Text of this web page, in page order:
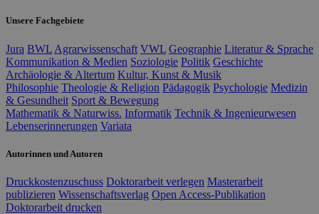
Unsere Fachgebiete
Jura BWL Agrarwissenschaft VWL Geographie Literatur & Sprache
Kommunikation & Medien Soziologie Politik Geschichte
Archäologie & Altertum Kultur, Kunst & Musik
Philosophie Theologie & Religion Pädagogik Psychologie Medizin
& Gesundheit Sport & Bewegung
Mathematik & Naturwiss. Informatik Technik & Ingenieurwesen
Lebenserinnerungen Variata
Autorinnen und Autoren
Druckkostenzuschuss Doktorarbeit verlegen Masterarbeit
publizieren Wissenschaftsverlag Open Access-Publikation
Doktorarbeit drucken